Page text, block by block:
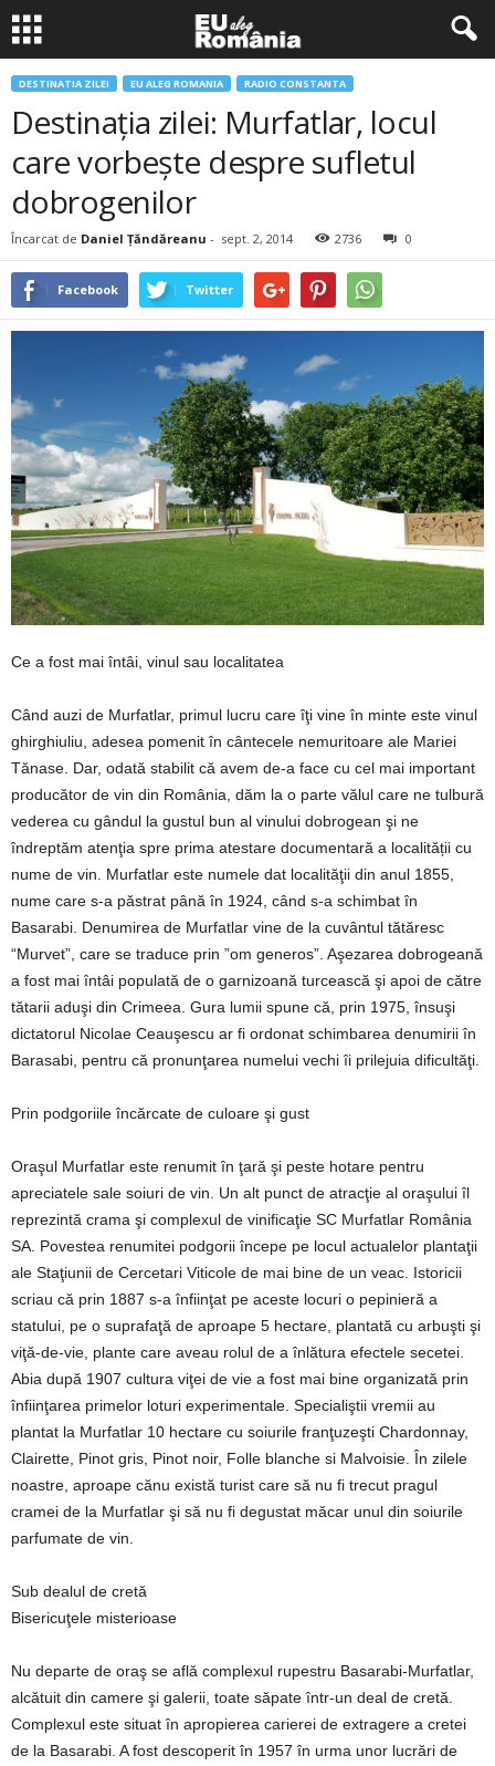
DESTINATIA ZILEI EU ALEG ROMANIA RADIO CONSTANTA
Destinaţia zilei: Murfatlar, locul
care vorbeşte despre sufletul
dobrogenilor
Încarcat de Daniel Țăndăreanu - sept. 2, 2014 2736 0
Facebook Twitter
Ce a fost mai întâi, vinul sau localitatea
Când auzi de Murfatlar, primul lucru care îţi vine în minte este vinul
ghirghiuliu, adesea pomenit în cântecele nemuritoare ale Mariei
Tănase. Dar, odată stabilit că avem de-a face cu cel mai important
producător de vin din România, dăm la o parte vălul care ne tulbură
vederea cu gândul la gustul bun al vinului dobrogean şi ne
îndreptăm atenţia spre prima atestare documentară a localității cu
nume de vin. Murfatlar este numele dat localităţii din anul 1855,
nume care s-a păstrat până în 1924, când s-a schimbat în
Basarabi. Denumirea de Murfatlar vine de la cuvântul tătăresc
“Murvet”, care se traduce prin ”om generos”. Aşezarea dobrogeană
a fost mai întâi populată de o garnizoană turcească şi apoi de către
tătarii aduşi din Crimeea. Gura lumii spune că, prin 1975, însuşi
dictatorul Nicolae Ceauşescu ar fi ordonat schimbarea denumirii în
Barasabi, pentru că pronunţarea numelui vechi îi prilejuia dificultăţi.
Prin podgoriile încărcate de culoare şi gust
Oraşul Murfatlar este renumit în ţară şi peste hotare pentru
apreciatele sale soiuri de vin. Un alt punct de atracţie al oraşului îl
reprezintă crama şi complexul de vinificaţie SC Murfatlar România
SA. Povestea renumitei podgorii începe pe locul actualelor plantaţii
ale Staţiunii de Cercetari Viticole de mai bine de un veac. Istoricii
scriau că prin 1887 s-a înfiinţat pe aceste locuri o pepinieră a
statului, pe o suprafaţă de aproape 5 hectare, plantată cu arbuşti şi
viţă-de-vie, plante care aveau rolul de a înlătura efectele secetei.
Abia după 1907 cultura viţei de vie a fost mai bine organizată prin
înfiinţarea primelor loturi experimentale. Specialiştii vremii au
plantat la Murfatlar 10 hectare cu soiurile franţuzeşti Chardonnay,
Clairette, Pinot gris, Pinot noir, Folle blanche si Malvoisie. În zilele
noastre, aproape cănu există turist care să nu fi trecut pragul
cramei de la Murfatlar şi să nu fi degustat măcar unul din soiurile
parfumate de vin.
Sub dealul de cretă
Bisericuţele misterioase
Nu departe de oraş se află complexul rupestru Basarabi-Murfatlar,
alcătuit din camere şi galerii, toate săpate într-un deal de cretă.
Complexul este situat în apropierea carierei de extragere a cretei
de la Basarabi. A fost descoperit în 1957 în urma unor lucrări de